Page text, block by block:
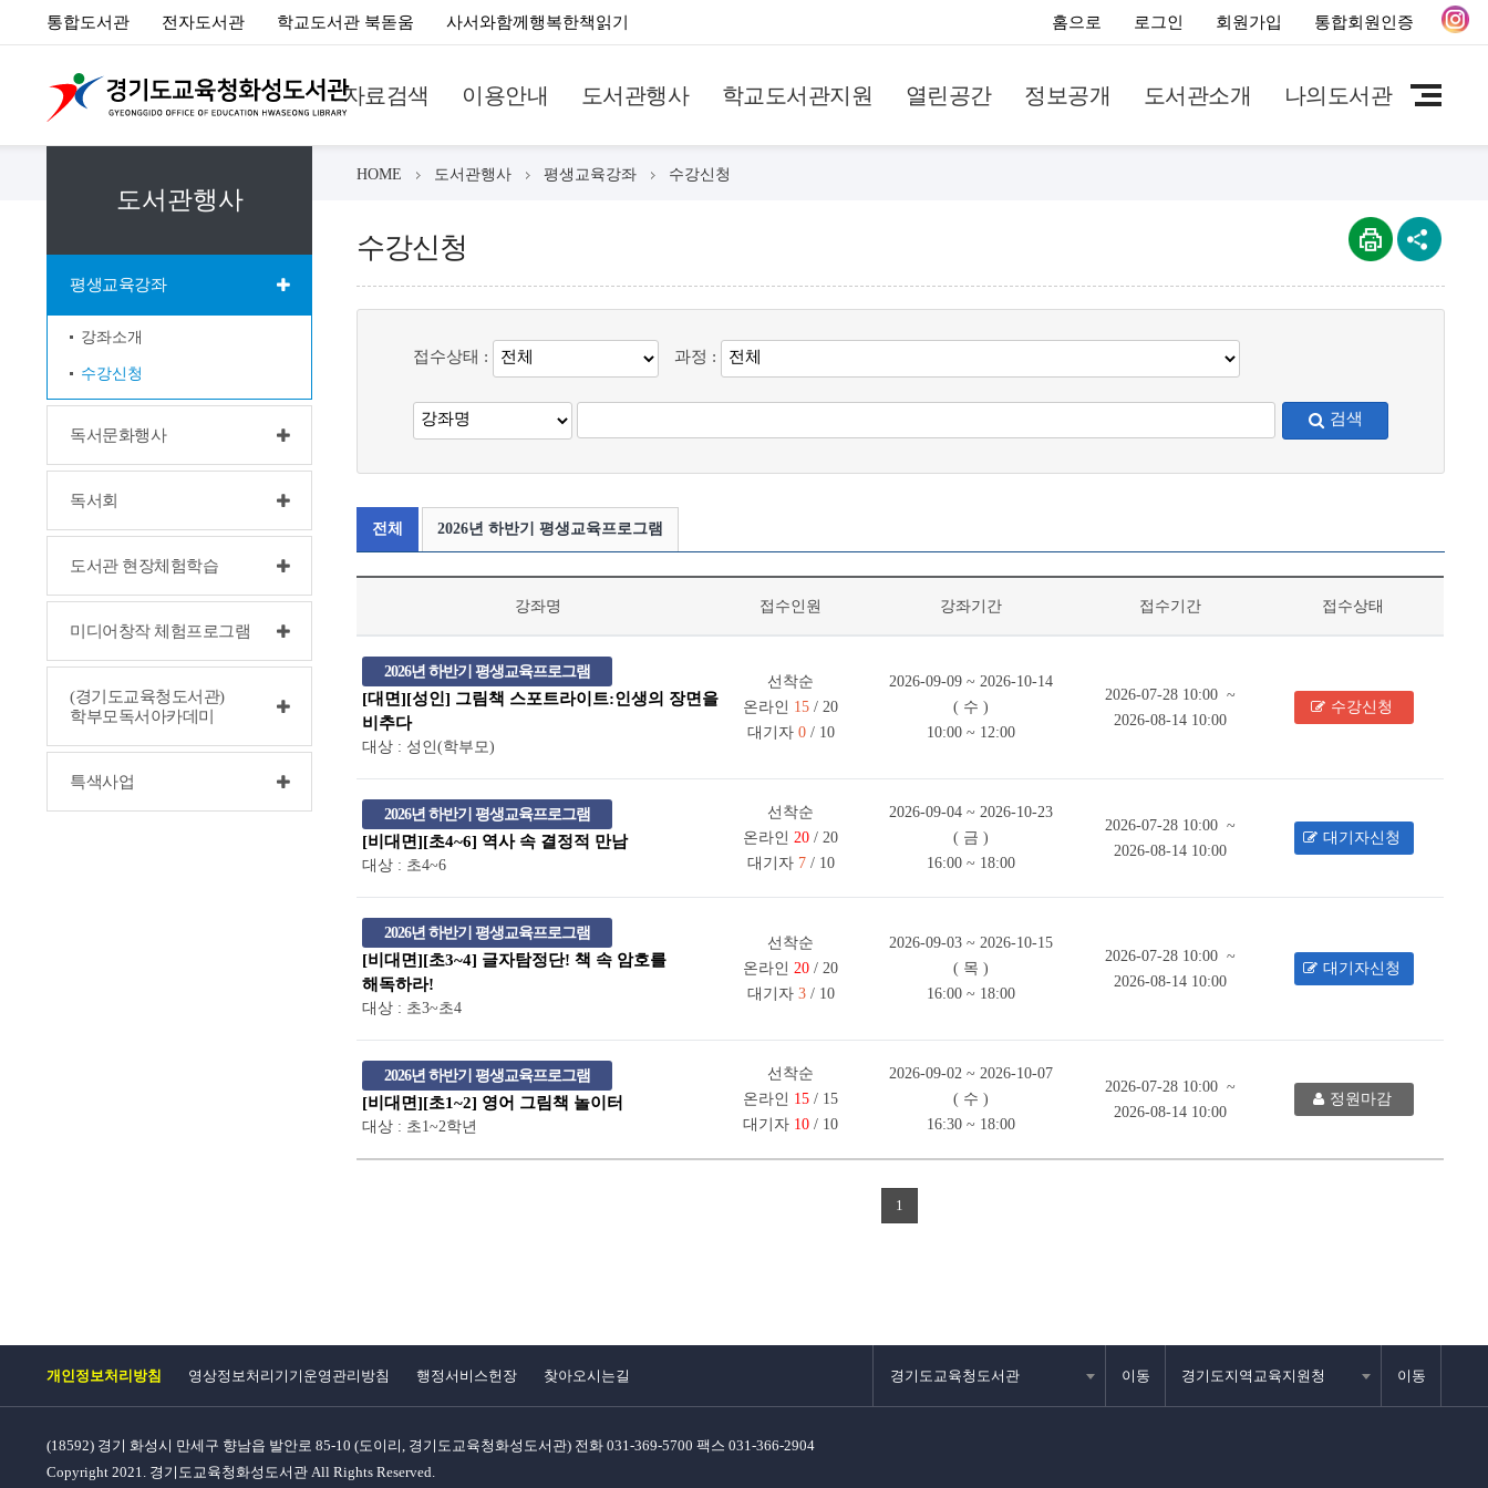
통합도서관 전자도서관 학교도서관 북돋움 사서와함께행복한책읽기 홈으로 로그인 회원가입 통합회원인증
자료검색 이용안내 도서관행사 학교도서관지원 열린공간 정보공개 도서관소개 나의도서관
HOME 도서관행사 평생교육강좌 수강신청
도서관행사
평생교육강좌
강좌소개
수강신청
독서문화행사
독서회
도서관 현장체험학습
미디어창작 체험프로그램
(경기도교육청도서관)
학부모독서아카데미
특색사업
수강신청
접수상태 : 과정 :
검색
전체 2026년 하반기 평생교육프로그램
강좌명 접수인원 강좌기간 접수기간 접수상태
2026년 하반기 평생교육프로그램
[대면][성인] 그림책 스포트라이트:인생의 장면을
비추다
대상 : 성인(학부모)
선착순
온라인 15 / 20
대기자 0/ 10
2026-09-09 ~ 2026-10-14
( 수 )
10:00 ~ 12:00
2026-07-28 10:00 ~
2026-08-14 10:00
수강신청
2026년 하반기 평생교육프로그램
[비대면][초4~6] 역사 속 결정적 만남
대상 : 초4~6
선착순
온라인 20 / 20
대기자 7/ 10
2026-09-04 ~ 2026-10-23
( 금 )
16:00 ~ 18:00
2026-07-28 10:00 ~
2026-08-14 10:00
대기자신청
2026년 하반기 평생교육프로그램
[비대면][초3~4] 글자탐정단! 책 속 암호를
해독하라!
대상 : 초3~초4
선착순
온라인 20 / 20
대기자 3/ 10
2026-09-03 ~ 2026-10-15
( 목 )
16:00 ~ 18:00
2026-07-28 10:00 ~
2026-08-14 10:00
대기자신청
2026년 하반기 평생교육프로그램
[비대면][초1~2] 영어 그림책 놀이터
대상 : 초1~2학년
선착순
온라인 15 / 15
대기자 10 / 10
2026-09-02 ~ 2026-10-07
( 수 )
16:30 ~ 18:00
2026-07-28 10:00 ~
2026-08-14 10:00
정원마감
1
개인정보처리방침 영상정보처리기기운영관리방침 행정서비스헌장 찾아오시는길 경기도교육청도서관 이동 경기도지역교육지원청 이동
(18592) 경기 화성시 만세구 향남읍 발안로 85-10 (도이리, 경기도교육청화성도서관) 전화 031-369-5700 팩스 031-366-2904
Copyright 2021. 경기도교육청화성도서관 All Rights Reserved.